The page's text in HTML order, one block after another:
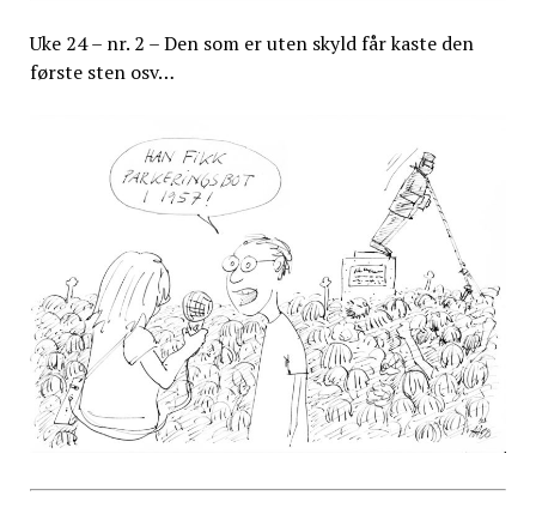
Uke 24 – nr. 2 – Den som er uten skyld får kaste den
første sten osv…